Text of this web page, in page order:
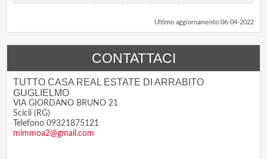
Ultimo aggiornamento 06-04-2022
CONTATTACI
TUTTO CASA REAL ESTATE DI ARRABITO
GUGLIELMO
VIA GIORDANO BRUNO 21
Scicli (RG)
Telefono 09321875121
mimmoa2@gmail.com